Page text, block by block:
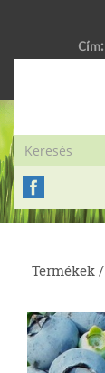
Cím:
Termékek /